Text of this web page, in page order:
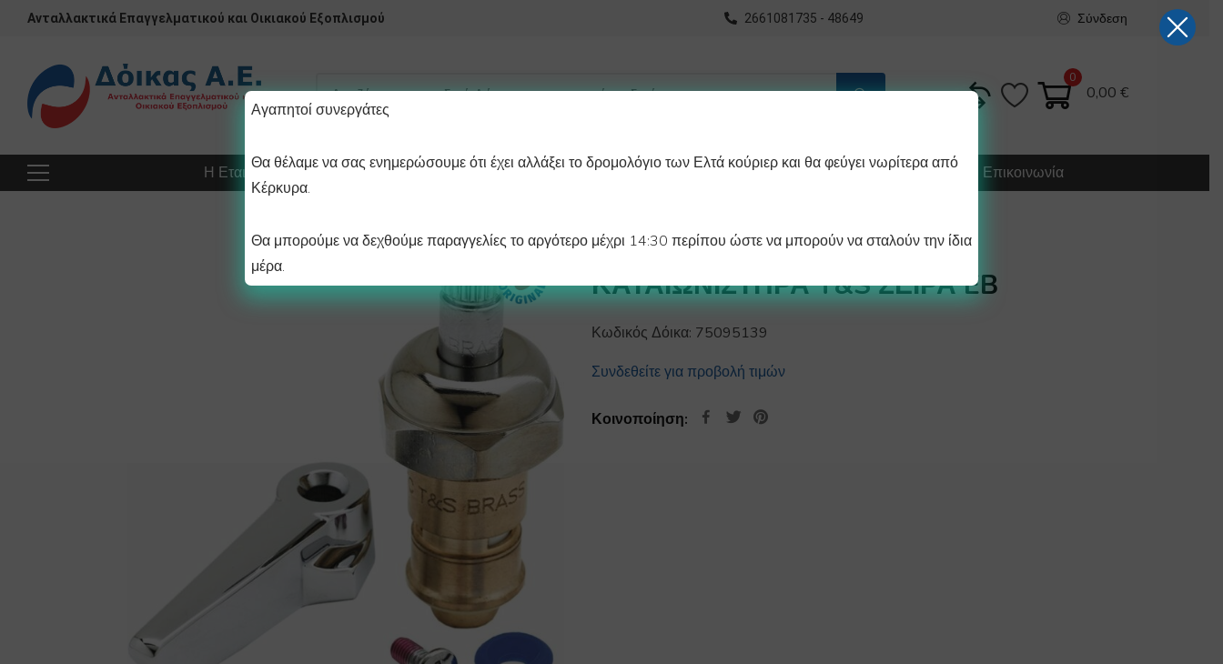
Ανταλλακτικά Επαγγελματικού και Οικιακού Εξοπλισμού 2661081735 - 48649 Σύνδεση
0
0,00€
Η Εταιρεία Προϊόντα Προχωρημένη Αναζήτηση Διαγράμματα Λάστιχα Ψυγείου Κατασκευή Οδηγίες Επικοινωνία
ΒΑΝΑ ΚΡΥΟΥ ΝΕΡΟΥ
ΚΑΤΑΙΩΝΙΣΤΗΡΑ T&S ΣΕΙΡΑ EB
Κωδικός Δόικα: 75095139
Συνδεθείτε για προβολή τιμών
Κοινοποίηση:
Αγαπητοί συνεργάτες
Θα θέλαμε να σας ενημερώσουμε ότι έχει αλλάξει το δρομολόγιο των Ελτά κούριερ και θα φεύγει νωρίτερα από
Κέρκυρα.
Θα μπορούμε να δεχθούμε παραγγελίες το αργότερο μέχρι 14:30 περίπου ώστε να μπορούν να σταλούν την ίδια
μέρα.